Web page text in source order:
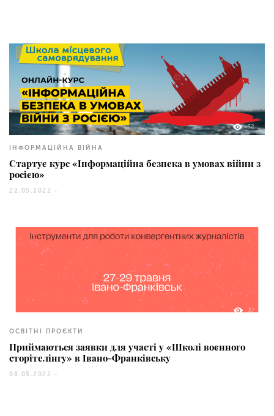
32
ІНФОРМАЦІЙНА ВІЙНА
Стартує курс «Інформаційна безпека в умовах війни з
росією»
22.05.2022 -
37
ОСВІТНІ ПРОЄКТИ
Приймаються заявки для участі у «Школі воєнного
сторітелінгу» в Івано-Франківську
08.05.2022 -